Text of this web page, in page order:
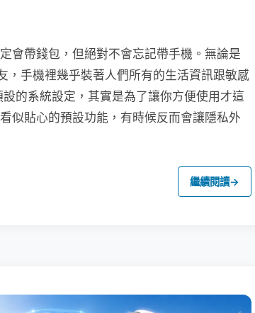
會帶錢包，但絕對不會忘記帶手機。無論是
，手機裡幾乎裝著人們所有的生活資訊跟敏感
的系統設定，其實是為了讓你方便使用才這
似貼心的預設功能，有時候反而會讓隱私外
繼續閱讀→